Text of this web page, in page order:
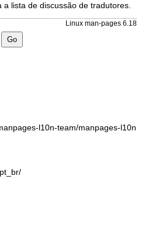
a lista de discussão de tradutores.
Linux man-pages 6.18
l10n-team/manpages-l10n